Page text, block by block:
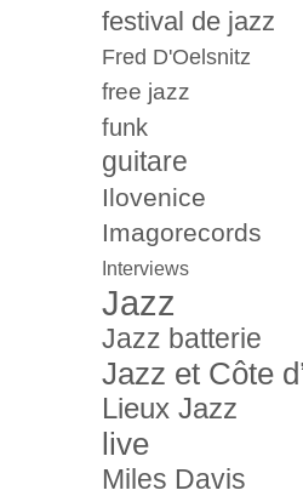
festival de jazz
Fred D'Oelsnitz
free jazz
funk
guitare
Ilovenice
Imagorecords
Interviews
Jazz
Jazz batterie
Jazz et Côte
Lieux Jazz
live
Miles Davis